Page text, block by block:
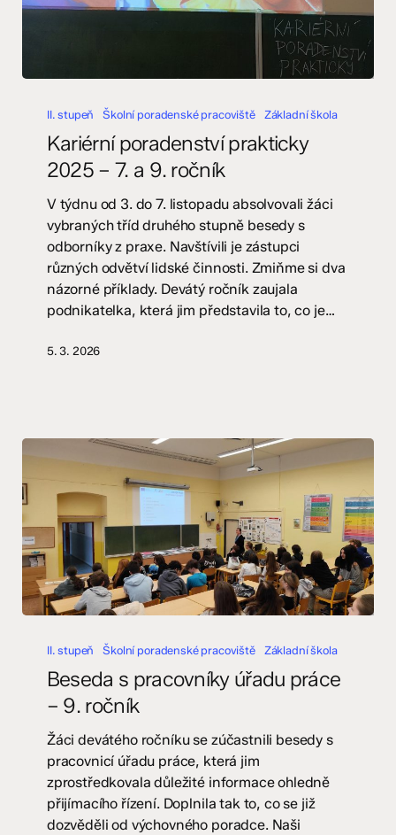
poradenství
2025
ročník
II. stupeň Školní poradenské pracoviště Základní škola
Kariérní poradenství prakticky
2025 – 7. a 9. ročník
V týdnu od 3. do 7. listopadu absolvovali žáci
vybraných tříd druhého stupně besedy s
odborníky z praxe. Navštívili je zástupci
různých odvětví lidské činnosti. Zmiňme si dva
názorné příklady. Devátý ročník zaujala
podnikatelka, která jim představila to, co je…
5. 3. 2026
úřadu
práce
ročník
II. stupeň Školní poradenské pracoviště Základní škola
Beseda s pracovníky úřadu práce
– 9. ročník
Žáci devátého ročníku se zúčastnili besedy s
pracovnicí úřadu práce, která jim
zprostředkovala důležité informace ohledně
přijímacího řízení. Doplnila tak to, co se již
dozvěděli od výchovného poradce. Naši